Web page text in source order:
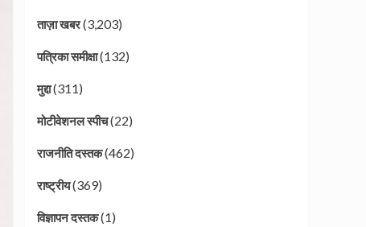
ताज़ा खबर(3,203)
पत्रिका समीक्षा(132)
मुद्दा(311)
मोटीवेशनल स्पीच(22)
राजनीति दस्तक(462)
राष्ट्रीय(369)
विज्ञापन दस्तक(1)